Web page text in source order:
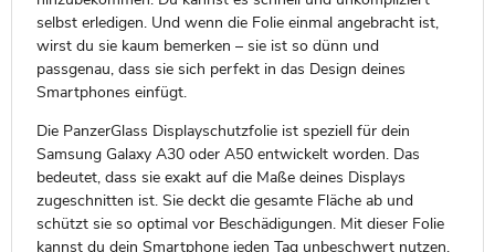
selbst erledigen. Und wenn die Folie einmal angebracht ist,
wirst du sie kaum bemerken – sie ist so dünn und
passgenau, dass sie sich perfekt in das Design deines
Smartphones einfügt.
Die PanzerGlass Displayschutzfolie ist speziell für dein
Samsung Galaxy A30 oder A50 entwickelt worden. Das
bedeutet, dass sie exakt auf die Maße deines Displays
zugeschnitten ist. Sie deckt die gesamte Fläche ab und
schützt sie so optimal vor Beschädigungen. Mit dieser Folie
kannst du dein Smartphone jeden Tag unbeschwert nutzen,